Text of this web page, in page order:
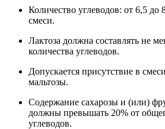
Количество углеводов: от 6,5 до
смеси.
Лактоза должна составлять не
количества углеводов.
Допускается присутствие в
мальтозы.
Содержание сахарозы и (или)
должны превышать 20% от
углеводов.